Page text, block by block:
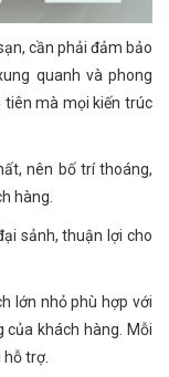
cần phải đảm bảo
quanh và phong
tiên mà mọi kiến trúc
nên bố trí thoáng,
hàng.
sảnh, thuận lợi cho
lớn nhỏ phù hợp với
của khách hàng. Mỗi
trợ.